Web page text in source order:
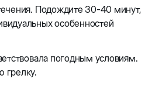
Подождите 30-40 минут,
особенностей
погодным условиям.
грелку.